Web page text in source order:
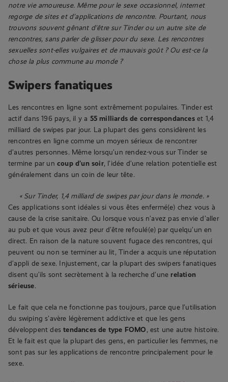
notre vie amoureuse. Même pour le sexe occasionnel, internet
regorge de sites et d’applications de rencontre. Pourtant, nous
trouvons souvent gênant d’être sur Tinder ou un autre site de
rencontres, sans parler de glisser pour du sexe. Les rencontres
sexuelles sont-elles vulgaires et de mauvais goût ? Ou est-ce la
chose la plus commune au monde ?
Swipers fanatiques
Les rencontres en ligne sont extrêmement populaires. Tinder est
actif dans 196 pays, il y a 55 milliards de correspondanceset 1,4
milliard de swipes par jour. La plupart des gens considèrent les
rencontres en ligne comme un moyen sérieux de rencontrer
d’autres personnes. Même lorsqu’un rendez-vous sur Tinder se
termine par un coup d’un soir, l’idée d’une relation potentielle est
généralement dans un coin de leur tête.
« Sur Tinder, 1,4 milliard de swipes par jour dans le monde. »
Ces applications sont idéales si vous êtes enfermé(e) chez vous à
cause de la crise sanitaire. Ou lorsque vous n’avez pas envie d’aller
au pub et que vous avez peur d’être refoulé(e) par quelqu’un en
direct. En raison de la nature souvent fugace des rencontres, qui
peuvent ou non se terminer au lit, Tinder a acquis une réputation
d’appli de sexe. Injustement, car la plupart des swipers fanatiques
disent qu’ils sont secrètement à la recherche d’unerelation
sérieuse.
Le fait que cela ne fonctionne pas toujours, parce que l’utilisation
du swiping s’avère légèrement addictive et que les gens
développent destendances de type FOMO, est une autre histoire.
Et le fait est que la plupart des gens, en particulier les femmes, ne
sont pas sur les applications de rencontre principalement pour le
sexe.